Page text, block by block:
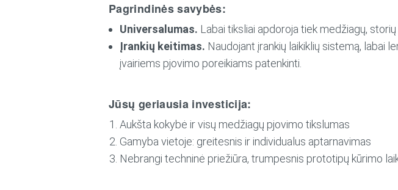
Pagrindinės savybės:
Universalumas. Labai tiksliai apdoroja tiek medžiagų,
Įrankių keitimas. Naudojant įrankių laikiklių sistemą, labai
įvairiems pjovimo poreikiams patenkinti.
Jūsų geriausia investicija:
Aukšta kokybė ir visų medžiagų pjovimo tikslumas
Gamyba vietoje: greitesnis ir individualus aptarnavimas
Nebrangi techninė priežiūra, trumpesnis prototipų kūrimo